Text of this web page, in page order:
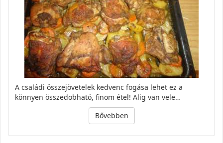
A családi összejövetelek kedvenc fogása lehet ez a
könnyen összedobható, finom étel! Alig van vele…
Bővebben